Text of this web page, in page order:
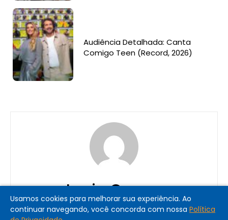
Audiência Detalhada: Canta
Comigo Teen (Record, 2026)
Lucia Correa
Usamos cookies para melhorar sua experiência. Ao
continuar navegando, você concorda com nossa Política